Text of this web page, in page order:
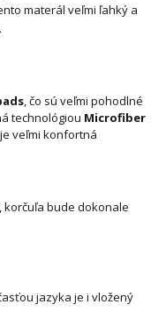
materál veľmi ľahký a
, čo sú veľmi pohodlné
technológiou Microfiber
veľmi konfortná
korčuľa bude dokonale
jazyka je i vložený